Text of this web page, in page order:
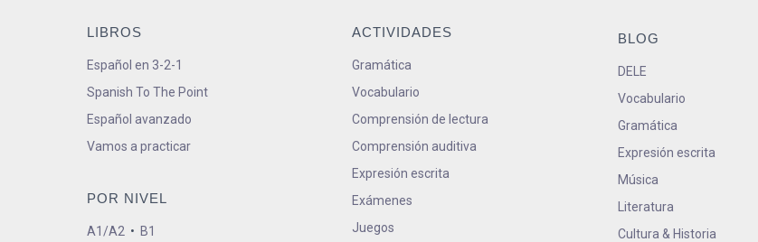
LIBROS
Español en 3-2-1
Spanish To The Point
Español avanzado
Vamos a practicar
POR NIVEL
A1/A2 • B1
ACTIVIDADES
Gramática
Vocabulario
Comprensión de lectura
Comprensión auditiva
Expresión escrita
Exámenes
Juegos
BLOG
DELE
Vocabulario
Gramática
Expresión escrita
Música
Literatura
Cultura & Historia